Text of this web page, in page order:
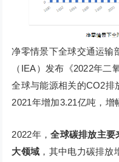
净零情景下全球交通运输
（IEA）发布《2022年二
全球与能源相关的CO2排
2021年增加3.21亿吨，增
2022年，全球碳排放主要
大领域 ，其中电力碳排